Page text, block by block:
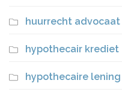
huurrecht advocaat
hypothecair krediet
hypothecaire lening